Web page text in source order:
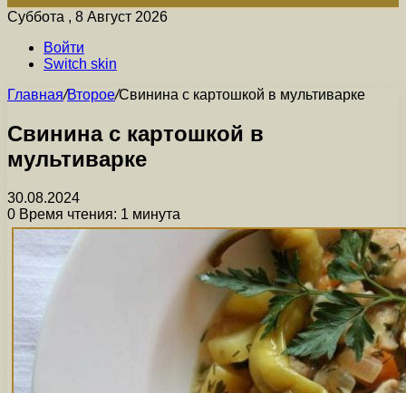
Суббота , 8 Август 2026
Войти
Switch skin
Главная/Второе/Свинина с картошкой в мультиварке
Свинина с картошкой в
мультиварке
30.08.2024
0 Время чтения: 1 минута